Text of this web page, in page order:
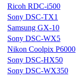
Ricoh RDC-i500
Sony DSC-TX1
Samsung GX-10
Sony DSC-WX5
Nikon Coolpix P6000
Sony DSC-HX50
Sony DSC-WX350